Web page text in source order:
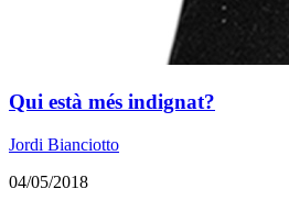
Qui està més indignat?
Jordi Bianciotto
04/05/2018